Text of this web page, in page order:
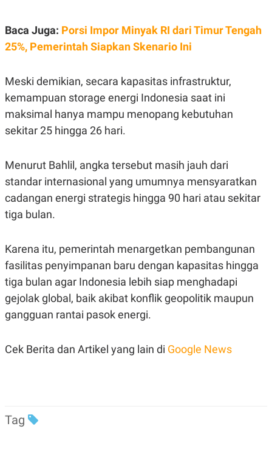
D
A
T
S
K
O
N
A
N
T
L
I
P
U
S
JARINGAN
O
A
N
A
A
D
E
M
R
S
R
E
E
A
S
E
D
N
A
A
E
Baca Juga: Porsi Impor Minyak RI dari Timur Tengah
25%, Pemerintah Siapkan Skenario Ini
Meski demikian, secara kapasitas infrastruktur,
kemampuan storage energi Indonesia saat ini
maksimal hanya mampu menopang kebutuhan
sekitar 25 hingga 26 hari.
Menurut Bahlil, angka tersebut masih jauh dari
standar internasional yang umumnya mensyaratkan
cadangan energi strategis hingga 90 hari atau sekitar
tiga bulan.
Karena itu, pemerintah menargetkan pembangunan
fasilitas penyimpanan baru dengan kapasitas hingga
tiga bulan agar Indonesia lebih siap menghadapi
gejolak global, baik akibat konflik geopolitik maupun
gangguan rantai pasok energi.
Cek Berita dan Artikel yang lain di Google News
Tag